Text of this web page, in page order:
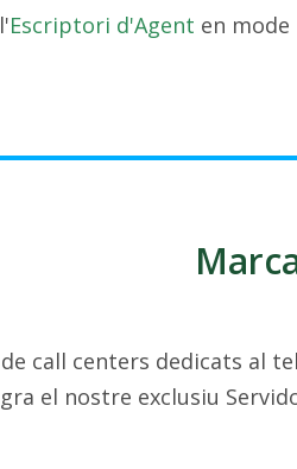
Escriptori d'Agent en
de call centers dedicats al
el nostre exclusiu